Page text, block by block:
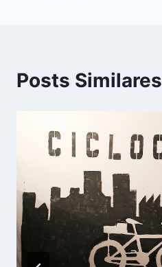
Posts Similares